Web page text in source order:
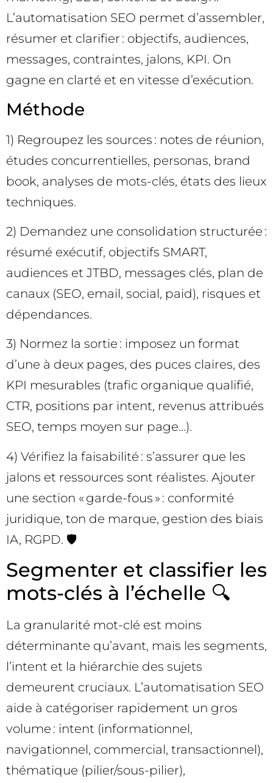
L’automatisation SEO permet d’assembler,
résumer et clarifier : objectifs, audiences,
messages, contraintes, jalons, KPI. On
gagne en clarté et en vitesse d’exécution.
Méthode
1) Regroupez les sources : notes de réunion,
études concurrentielles, personas, brand
book, analyses de mots-clés, états des lieux
techniques.
2) Demandez une consolidation structurée :
résumé exécutif, objectifs SMART,
audiences et JTBD, messages clés, plan de
canaux (SEO, email, social, paid), risques et
dépendances.
3) Normez la sortie : imposez un format
d’une à deux pages, des puces claires, des
KPI mesurables (trafic organique qualifié,
CTR, positions par intent, revenus attribués
SEO, temps moyen sur page…).
4) Vérifiez la faisabilité : s’assurer que les
jalons et ressources sont réalistes. Ajouter
une section « garde-fous » : conformité
juridique, ton de marque, gestion des biais
IA, RGPD. 🛡️
Segmenter et classifier les
mots-clés à l’échelle 🔍
La granularité mot-clé est moins
déterminante qu’avant, mais les segments,
l’intent et la hiérarchie des sujets
demeurent cruciaux. L’automatisation SEO
aide à catégoriser rapidement un gros
volume : intent (informationnel,
navigationnel, commercial, transactionnel),
thématique (pilier/sous-pilier),